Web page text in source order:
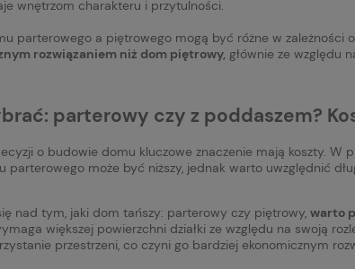
wnętrzom charakteru i przytulności.
parterowego a piętrowego mogą być różne w zależności
rozwiązaniem niż dom piętrowy, głównie ze względu
parterowy czy z poddaszem?
o budowie domu kluczowe znaczenie mają koszty.
parterowego może być niższy, jednak warto uwzględnić
nad tym, jaki dom tańszy: parterowy czy piętrowy, warto
większej powierzchni działki ze względu na swoją
przestrzeni, co czyni go bardziej ekonomicznym